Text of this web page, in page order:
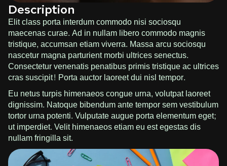
Description
Elit class porta interdum commodo nisi sociosqu
maecenas curae. Ad in nullam libero commodo magnis
tristique, accumsan etiam viverra. Massa arcu sociosqu
nascetur magna parturient morbi ultrices senectus.
Consectetur venenatis penatibus primis tristique ac ultrices
cras suscipit! Porta auctor laoreet dui nisl tempor.
Eu netus turpis himenaeos congue urna, volutpat laoreet
dignissim. Natoque bibendum ante tempor sem vestibulum
tortor urna potenti. Vulputate augue porta elementum eget;
ut imperdiet. Velit himenaeos etiam eu est egestas dis
nullam fringilla sit.